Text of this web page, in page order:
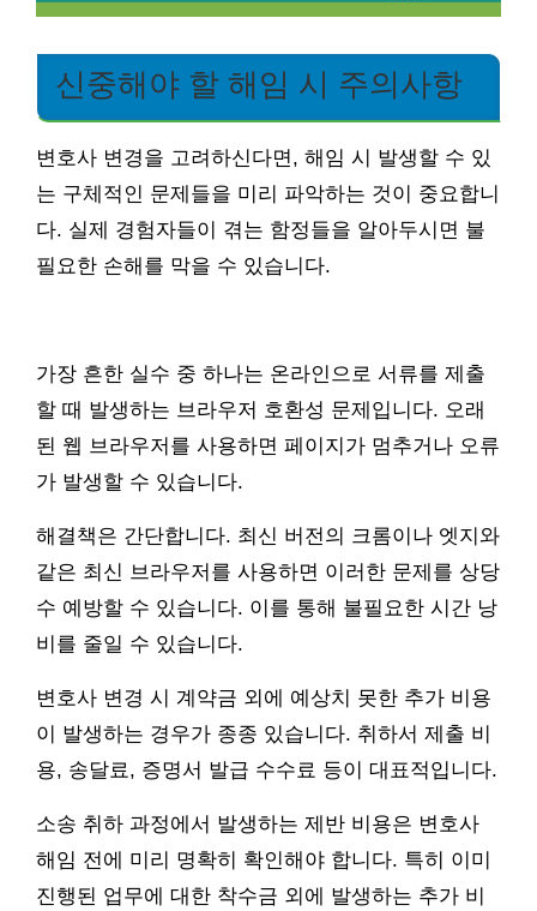
신중해야 할 해임 시 주의사항
변호사 변경을 고려하신다면, 해임 시 발생할 수 있
는 구체적인 문제들을 미리 파악하는 것이 중요합니
다. 실제 경험자들이 겪는 함정들을 알아두시면 불
필요한 손해를 막을 수 있습니다.
가장 흔한 실수 중 하나는 온라인으로 서류를 제출
할 때 발생하는 브라우저 호환성 문제입니다. 오래
된 웹 브라우저를 사용하면 페이지가 멈추거나 오류
가 발생할 수 있습니다.
해결책은 간단합니다. 최신 버전의 크롬이나 엣지와
같은 최신 브라우저를 사용하면 이러한 문제를 상당
수 예방할 수 있습니다. 이를 통해 불필요한 시간 낭
비를 줄일 수 있습니다.
변호사 변경 시 계약금 외에 예상치 못한 추가 비용
이 발생하는 경우가 종종 있습니다. 취하서 제출 비
용, 송달료, 증명서 발급 수수료 등이 대표적입니다.
소송 취하 과정에서 발생하는 제반 비용은 변호사
해임 전에 미리 명확히 확인해야 합니다. 특히 이미
진행된 업무에 대한 착수금 외에 발생하는 추가 비